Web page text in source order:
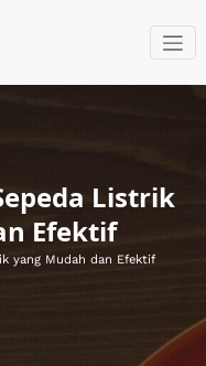
Listrik
Efektif
yang Mudah dan Efektif